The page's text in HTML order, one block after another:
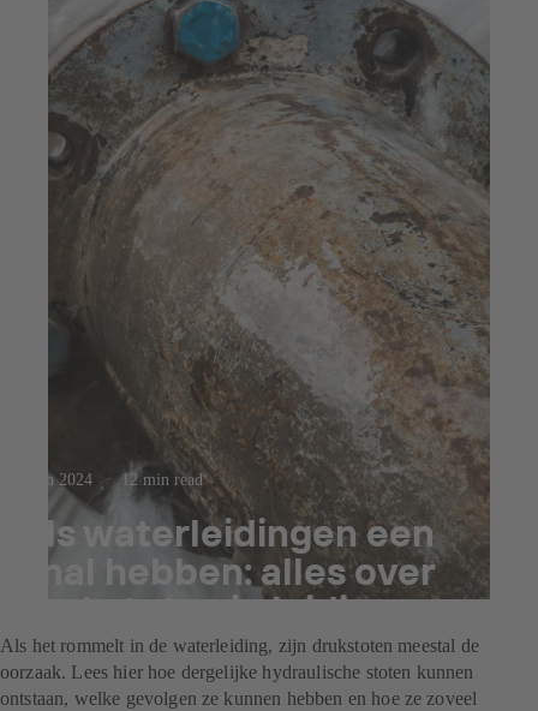
3 jun 2024 12 min read
Als waterleidingen een
knal hebben: alles over
drukstoten in leidingen
Als het rommelt in de waterleiding, zijn drukstoten meestal de
oorzaak. Lees hier hoe dergelijke hydraulische stoten kunnen
ontstaan, welke gevolgen ze kunnen hebben en hoe ze zoveel